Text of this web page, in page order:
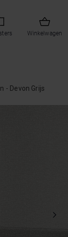
Winkelwagen
- Devon Grijs